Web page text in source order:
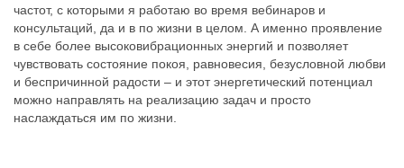
частот, с которыми я работаю во время вебинаров и
консультаций, да и в по жизни в целом. А именно проявление
в себе более высоковибрационных энергий и позволяет
чувствовать состояние покоя, равновесия, безусловной любви
и беспричинной радости – и этот энергетический потенциал
можно направлять на реализацию задач и просто
наслаждаться им по жизни.